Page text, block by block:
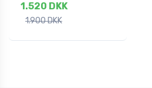
1.520 DKK
1.900 DKK